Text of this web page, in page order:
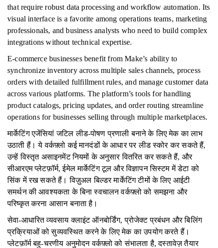
that require robust data processing and workflow automation. Its
visual interface is a favorite among operations teams, marketing
professionals, and business analysts who need to build complex
integrations without technical expertise.
E-commerce businesses benefit from Make’s ability to
synchronize inventory across multiple sales channels, process
orders with detailed fulfillment rules, and manage customer data
across various platforms. The platform’s tools for handling
product catalogs, pricing updates, and order routing streamline
operations for businesses selling through multiple marketplaces.
मार्केटिंग एजेंसियां ​​जटिल लीड-पोषण प्रणाली बनाने के लिए मेक का लाभ
उठाती हैं। ये वर्कफ़्लो कई मानदंडों के आधार पर लीड स्कोर कर सकते हैं,
उन्हें विस्तृत असाइनमेंट नियमों के अनुसार वितरित कर सकते हैं, और
सीआरएम प्लेटफ़ॉर्म, ईमेल मार्केटिंग टूल और विज्ञापन सिस्टम में डेटा को
सिंक में रख सकते हैं। विज़ुअल बिल्डर मार्केटिंग टीमों के लिए आईटी
समर्थन की आवश्यकता के बिना स्वचालन वर्कफ़्लो को समझना और
परिष्कृत करना आसान बनाता है।
सेवा-आधारित व्यवसाय क्लाइंट ऑनबोर्डिंग, प्रोजेक्ट प्रबंधन और बिलिंग
प्रक्रियाओं को सुव्यवस्थित करने के लिए मेक का उपयोग करते हैं।
प्लेटफ़ॉर्म बहु-चरणीय अनुमोदन वर्कफ़्लो को संभालता है, दस्तावेज़ तैयार